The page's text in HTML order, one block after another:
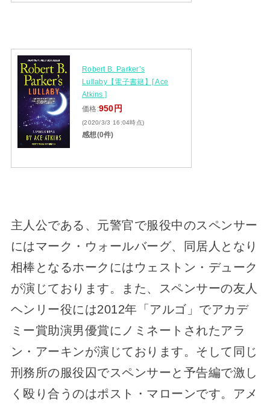
Robert B. Parker’s
Lullaby【電子書籍】[ Ace
Atkins ]
価格:950円
(2020/3/3 16:04時点)
感想(0件)
主人公である、元警官で服役中のスペンサー
にはマーク・ウォールバーグ、同居人となり
相棒となるホークにはウェストン・デューク
が演じております。また、スペンサーの友人
ヘンリー役には2012年「アルゴ」でアカデ
ミー賞助演男優賞にノミネートされたアラ
ン・アーキンが演じております。そして同じ
刑務所の服役囚でスペンサーと予告編で激し
く殴り合うのはポスト・マローンです。アメ